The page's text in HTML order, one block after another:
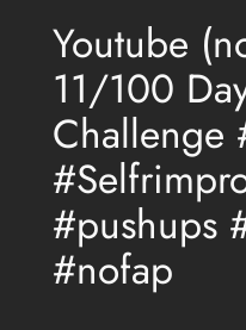
Youtube
11/100
Challenge
#pushups
#nofap